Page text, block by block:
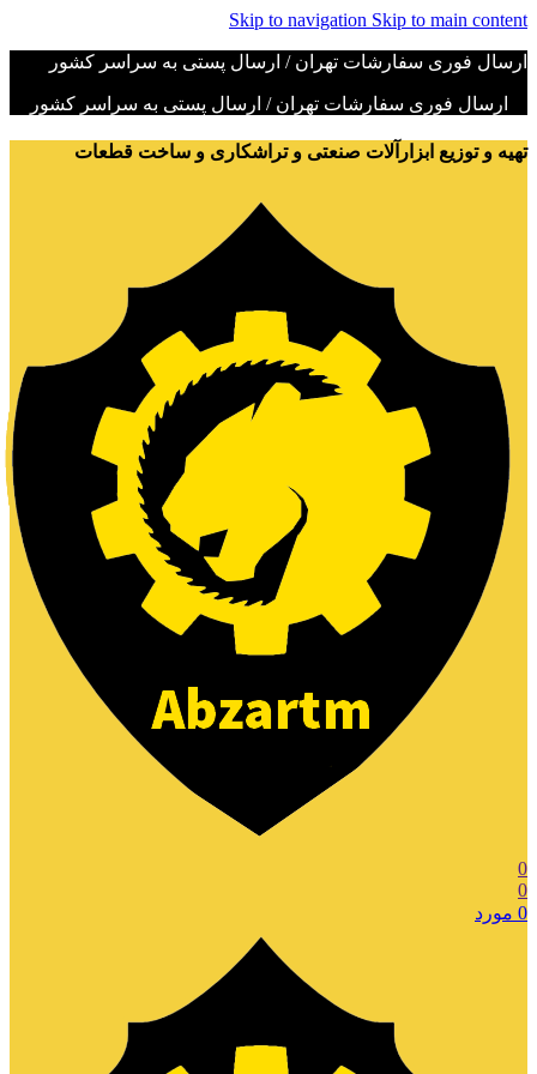
Skip to navigation Skip to main content
ارسال فوری سفارشات تهران / ارسال پستی به سراسر کشور
ارسال فوری سفارشات تهران / ارسال پستی به سراسر کشور
تهیه و توزیع ابزارآلات صنعتی و تراشکاری و ساخت قطعات
0
0
0 مورد